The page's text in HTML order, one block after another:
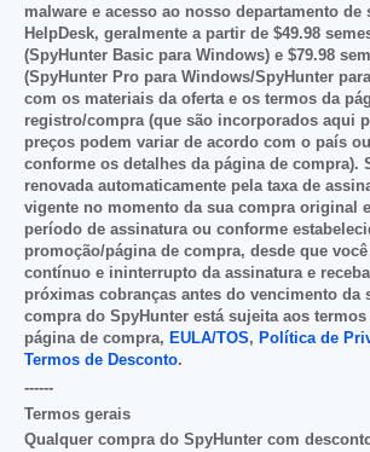
malware e acesso ao nosso departamento de
HelpDesk, geralmente a partir de $49.98
(SpyHunter Basic para Windows) e $79.98
(SpyHunter Pro para Windows/SpyHunter
com os materiais da oferta e os termos da
registro/compra (que são incorporados aqui
preços podem variar de acordo com o país
conforme os detalhes da página de compra).
renovada automaticamente pela taxa de
vigente no momento da sua compra original
período de assinatura ou conforme
promoção/página de compra, desde que
contínuo e ininterrupto da assinatura e
próximas cobranças antes do vencimento da
compra do SpyHunter está sujeita aos
página de compra, EULA/TOS, Política de
Termos de Desconto.
------
Termos gerais
Qualquer compra do SpyHunter com